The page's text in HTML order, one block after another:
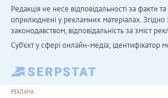
Редакція не несе відповідальності за факти
оприлюднені у рекламних матеріалах. Згідно
законодавством, відповідальність за зміст
Cуб'єкт у сфері онлайн-медіа; ідентифікатор
РЕКЛАМА